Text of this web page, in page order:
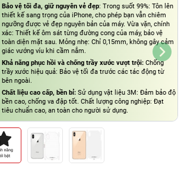
Bảo vệ tối đa, giữ nguyên vẻ đẹp: Trong suốt 99%: Tôn lên
thiết kế sang trọng của iPhone, cho phép bạn vẫn chiêm
ngưỡng được vẻ đẹp nguyên bản của máy. Vừa vặn, chính
xác: Thiết kế ôm sát từng đường cong của máy, bảo vệ
toàn diện mặt sau. Mỏng nhẹ: Chỉ 0,15mm, không gây cảm
giác vướng víu khi cầm nắm.
Khả năng phục hồi và chống trầy xước vượt trội: Chống
trầy xước hiệu quả: Bảo vệ tối đa trước các tác động từ
bên ngoài.
Chất liệu cao cấp, bền bỉ: Sử dụng vật liệu 3M: Đảm bảo độ
bền cao, chống va đập tốt. Chất lượng công nghiệp: Đạt
tiêu chuẩn cao, an toàn cho người sử dụng.